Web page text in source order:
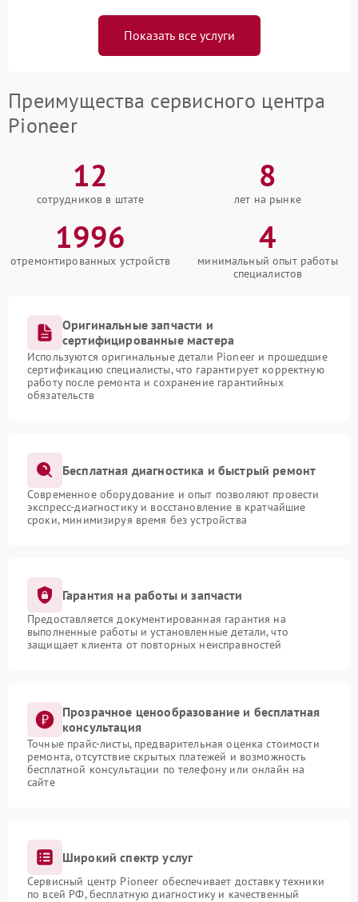
Показать все услуги
Преимущества сервисного центра
Pioneer
12
сотрудников в штате
8
лет на рынке
1996
отремонтированных устройств
4
минимальный опыт работы
специалистов
Оригинальные запчасти и
сертифицированные мастера
Используются оригинальные детали Pioneer и прошедшие
сертификацию специалисты, что гарантирует корректную
работу после ремонта и сохранение гарантийных
обязательств
Бесплатная диагностика и быстрый ремонт
Современное оборудование и опыт позволяют провести
экспресс-диагностику и восстановление в кратчайшие
сроки, минимизируя время без устройства
Гарантия на работы и запчасти
Предоставляется документированная гарантия на
выполненные работы и установленные детали, что
защищает клиента от повторных неисправностей
Прозрачное ценообразование и бесплатная
консультация
Точные прайс-листы, предварительная оценка стоимости
ремонта, отсутствие скрытых платежей и возможность
бесплатной консультации по телефону или онлайн на
сайте
Широкий спектр услуг
Сервисный центр Pioneer обеспечивает доставку техники
по всей РФ, бесплатную диагностику и качественный